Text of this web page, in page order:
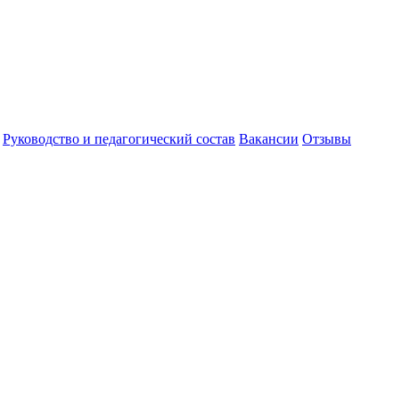
Руководство и педагогический состав Вакансии Отзывы